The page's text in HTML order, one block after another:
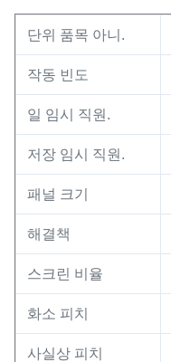
단위 품목 아니.
작동 빈도
일 임시 직원.
저장 임시 직원.
패널 크기
해결책
스크린 비율
화소 피치
사실상 피치